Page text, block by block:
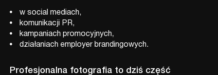
w social mediach,
komunikacji PR,
kampaniach promocyjnych,
działaniach employer brandingowych.
Profesjonalna fotografia to dziś część